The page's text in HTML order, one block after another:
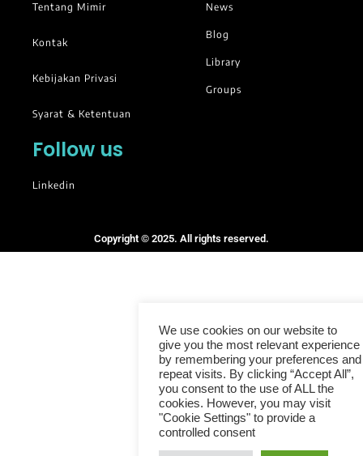
Tentang Mimir
Kontak
Kebijakan Privasi
Syarat & Ketentuan
News
Blog
Library
Groups
Follow us
Linkedin
Copyright © 2025. All rights reserved.
We use cookies on our website to
give you the most relevant experience
by remembering your preferences and
repeat visits. By clicking “Accept All”,
you consent to the use of ALL the
cookies. However, you may visit
"Cookie Settings" to provide a
controlled consent